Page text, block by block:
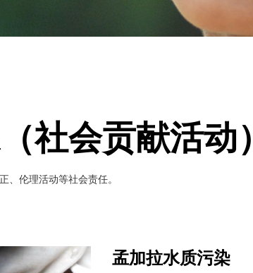
社会贡献活动）
、伦理活动等社会责任。
孟加拉水质污染